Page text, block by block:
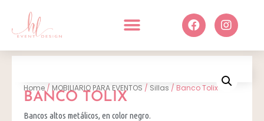
Home / MOBILIARIO PARA EVENTOS / Sillas / Banco Tolix
BANCO TOLIX
Bancos altos metálicos, en color negro.